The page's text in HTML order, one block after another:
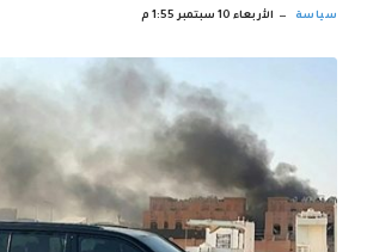
سياسة الأربعاء 10 سبتمبر 1:55 م